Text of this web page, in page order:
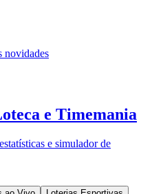
novidades
e Timemania
e simulador de